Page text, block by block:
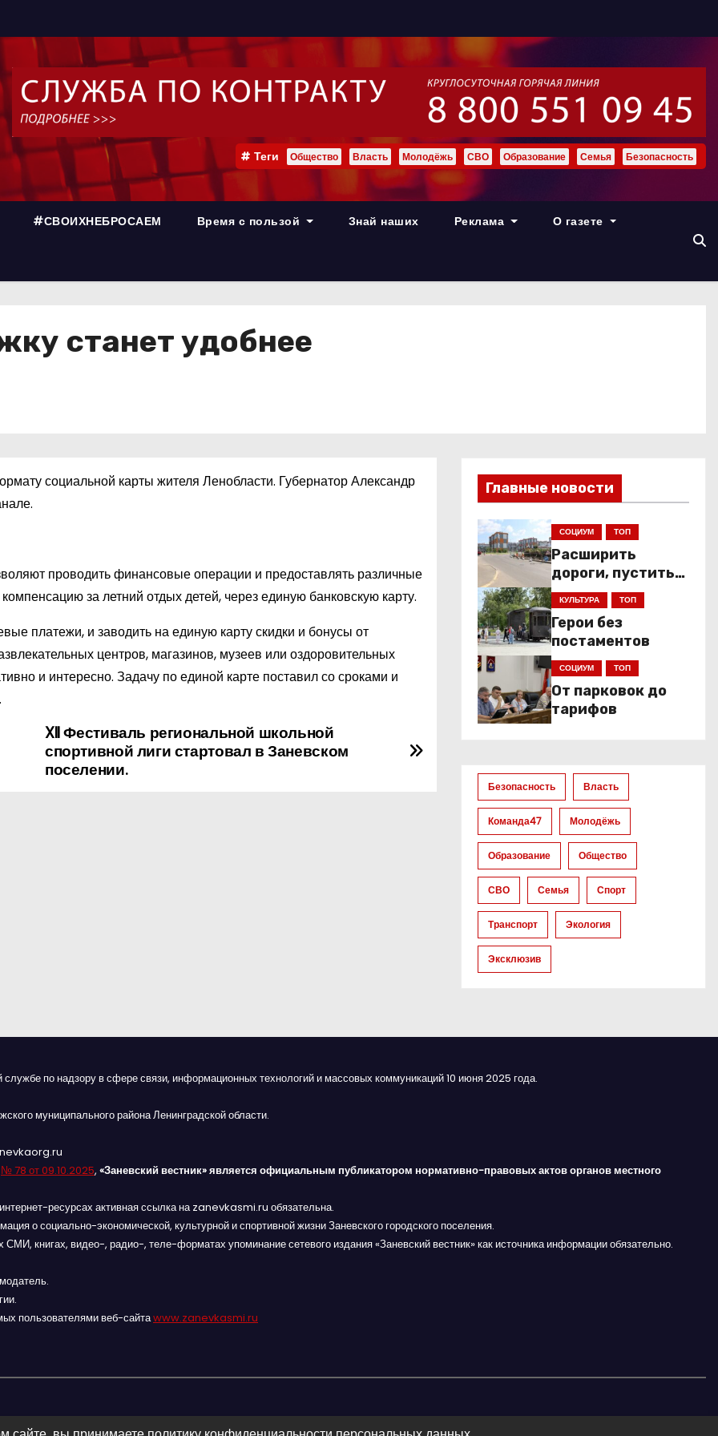
Теги Общество Власть Молодёжь СВО Образование Семья Безопасность
#СВОИХНЕБРОСАЕМ Время с пользой Знай наших Реклама О газете
станет удобнее
социальной карты жителя Ленобласти. Губернатор Александр
проводить финансовые операции и предоставлять различные
за летний отдых детей, через единую банковскую карту.
платежи, и заводить на единую карту скидки и бонусы от
центров, магазинов, музеев или оздоровительных
и интересно. Задачу по единой карте поставил со сроками и
XII Фестиваль региональной школьной
спортивной лиги стартовал в Заневском
поселении.
Главные новости
СОЦИУМ ТОП
Расширить
дороги, пустить
низкопольники
КУЛЬТУРА ТОП
Герои без
постаментов
СОЦИУМ ТОП
От парковок до
тарифов
Безопасность Власть
Команда47 Молодёжь
Образование Общество
СВО Семья Спорт
Транспорт Экология
Эксклюзив
службе по надзору в сфере связи, информационных технологий и массовых коммуникаций 10 июня 2025 года.
муниципального района Ленинградской области.
№ 78 от 09.10.2025, «Заневский вестник» является официальным публикатором нормативно-правовых актов органов местного
ресурсах активная ссылка на zanevkasmi.ru обязательна.
о социально-экономической, культурной и спортивной жизни Заневского городского поселения.
книгах, видео-, радио-, теле-форматах упоминание сетевого издания «Заневский вестник» как источника информации обязательно.
пользователями веб-сайтаwww.zanevkasmi.ru